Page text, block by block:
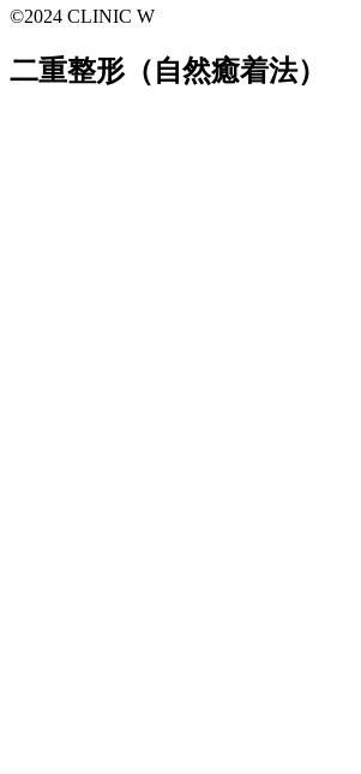
©2024 CLINIC W
二重整形（自然癒着法）